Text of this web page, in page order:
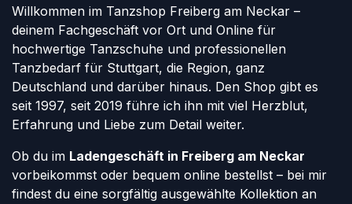
Willkommen im Tanzshop Freiberg am Neckar –
deinem Fachgeschäft vor Ort und Online für
hochwertige Tanzschuhe und professionellen
Tanzbedarf für Stuttgart, die Region, ganz
Deutschland und darüber hinaus. Den Shop gibt es
seit 1997, seit 2019 führe ich ihn mit viel Herzblut,
Erfahrung und Liebe zum Detail weiter.
Ob du im Ladengeschäft in Freiberg am Neckar
vorbeikommst oder bequem online bestellst – bei mir
findest du eine sorgfältig ausgewählte Kollektion an